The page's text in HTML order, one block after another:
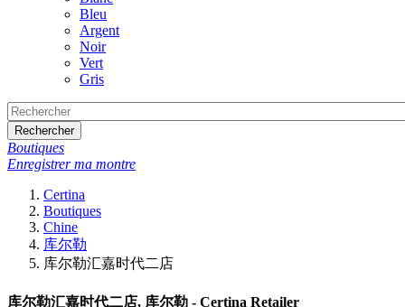
Bleu
Argent
Noir
Vert
Gris
Rechercher
Boutiques
Enregistrer ma montre
Certina
Boutiques
Chine
库尔勒
库尔勒汇嘉时代二店
库尔勒汇嘉时代二店, 库尔勒 - Certina Retailer